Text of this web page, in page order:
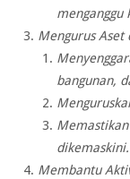
menganggu
Mengurus Aset
bangunan,
dikemaskini.
Membantu